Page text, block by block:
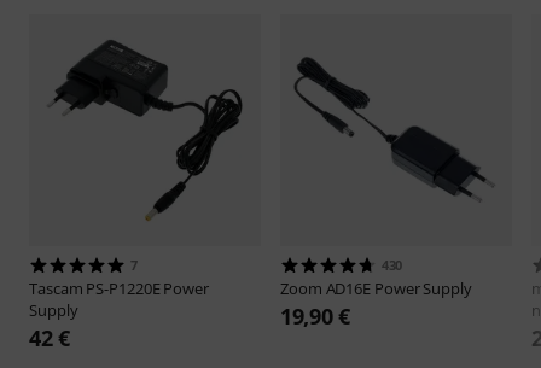
7
Tascam PS-P1220E Power
Supply
42 €
430
Zoom AD16E Power Supply
19,90 €